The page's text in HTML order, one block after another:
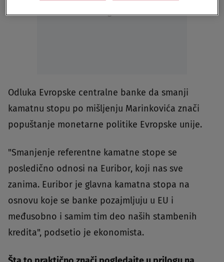
Odluka Evropske centralne banke da smanji
kamatnu stopu po mišljenju Marinkovića znači
popuštanje monetarne politike Evropske unije.
"Smanjenje referentne kamatne stope se
posledično odnosi na Euribor, koji nas sve
zanima. Euribor je glavna kamatna stopa na
osnovu koje se banke pozajmljuju u EU i
međusobno i samim tim deo naših stambenih
kredita", podsetio je ekonomista.